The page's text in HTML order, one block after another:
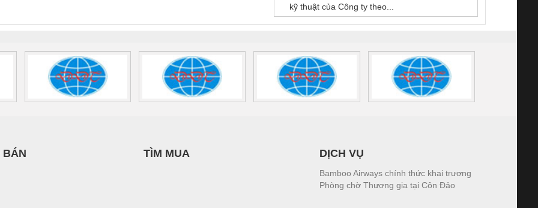
kỹ thuật của Công ty theo...
BÁN TÌM MUA DỊCH VỤ
Bamboo Airways chính thức khai trương
Phòng chờ Thương gia tại Côn Đảo